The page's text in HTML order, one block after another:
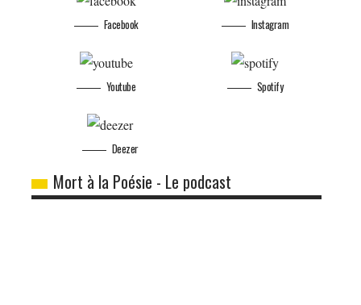
Facebook
Youtube
Instagram
Spotify
Deezer
Mort à la Poésie - Le podcast